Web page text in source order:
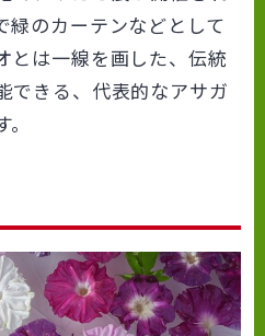
緑のカーテンなどとして
とは一線を画した、伝統
できる、代表的なアサガ